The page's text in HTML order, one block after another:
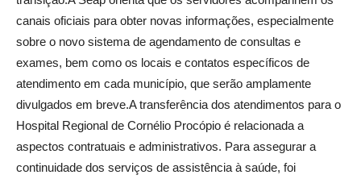
canais oficiais para obter novas informações, especialmente
sobre o novo sistema de agendamento de consultas e
exames, bem como os locais e contatos específicos de
atendimento em cada município, que serão amplamente
divulgados em breve.A transferência dos atendimentos para o
Hospital Regional de Cornélio Procópio é relacionada a
aspectos contratuais e administrativos. Para assegurar a
continuidade dos serviços de assistência à saúde, foi